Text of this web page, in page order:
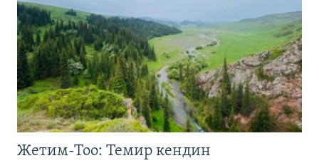
Жетим-Тоо: Темир кендин